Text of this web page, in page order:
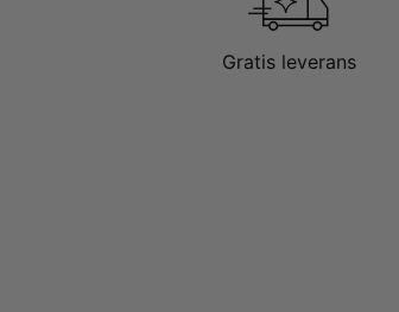
Gratis leverans